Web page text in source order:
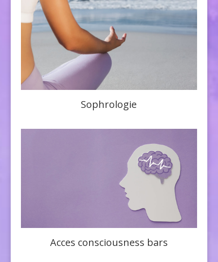
Sophrologie
Acces consciousness bars